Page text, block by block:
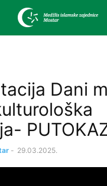
Dani
- 29.03.2025.